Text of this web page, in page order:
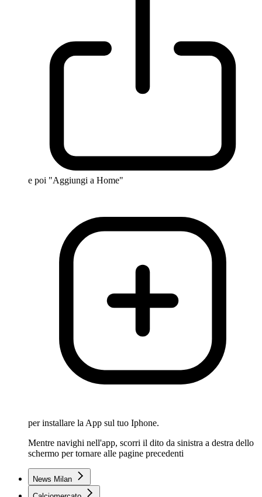
e poi "Aggiungi a Home"
per installare la App sul tuo Iphone.
Mentre navighi nell'app, scorri il dito da sinistra a destra dello
schermo per tornare alle pagine precedenti
News Milan